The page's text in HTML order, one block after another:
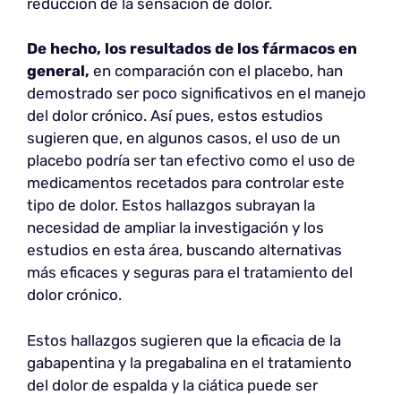
De hecho, los resultados de los fármacos en
general, en comparación con el placebo, han
demostrado ser poco significativos en el manejo
del dolor crónico. Así pues, estos estudios
sugieren que, en algunos casos, el uso de un
placebo podría ser tan efectivo como el uso de
medicamentos recetados para controlar este
tipo de dolor. Estos hallazgos subrayan la
necesidad de ampliar la investigación y los
estudios en esta área, buscando alternativas
más eficaces y seguras para el tratamiento del
dolor crónico.
Estos hallazgos sugieren que la eficacia de la
gabapentina y la pregabalina en el tratamiento
del dolor de espalda y la ciática puede ser